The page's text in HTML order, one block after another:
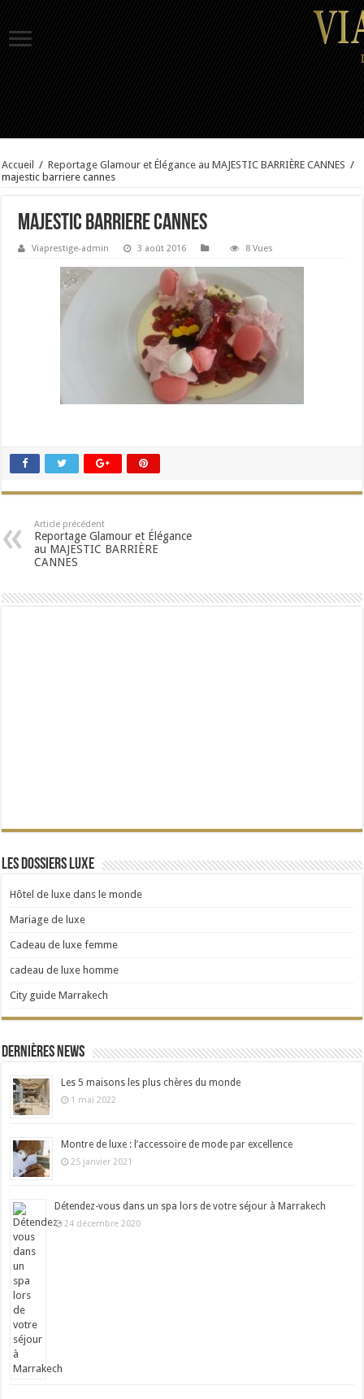
Accueil / Reportage Glamour et Élégance au MAJESTIC BARRIÈRE CANNES /
majestic barriere cannes
majestic barriere cannes
Viaprestige-admin 3 août 2016 8 Vues
Article précédent
Reportage Glamour et Élégance
au MAJESTIC BARRIÈRE
CANNES
Les dossiers Luxe
Hôtel de luxe dans le monde
Mariage de luxe
Cadeau de luxe femme
cadeau de luxe homme
City guide Marrakech
Dernières news
Les 5 maisons les plus chères du monde
1 mai 2022
Montre de luxe : l’accessoire de mode par excellence
25 janvier 2021
Détendez-vous dans un spa lors de votre séjour à Marrakech
24 décembre 2020